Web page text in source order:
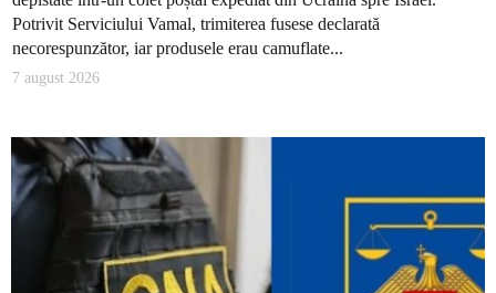
Potrivit Serviciului Vamal, trimiterea fusese declarată
necorespunzător, iar produsele erau camuflate...
7 august 2026